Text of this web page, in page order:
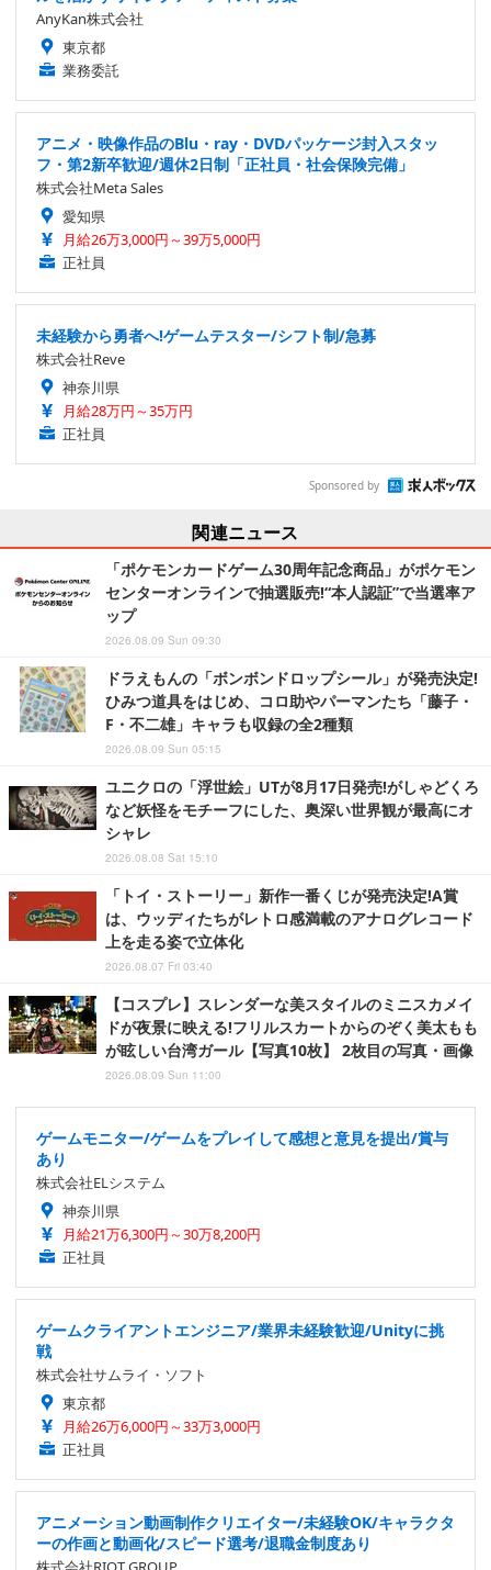
AnyKan株式会社
東京都
業務委託
アニメ・映像作品のBlu・ray・DVDパッケージ封入スタッ
フ・第2新卒歓迎/週休2日制「正社員・社会保険完備」
株式会社Meta Sales
愛知県
月給26万3,000円～39万5,000円
正社員
未経験から勇者へ!ゲームテスター/シフト制/急募
株式会社Reve
神奈川県
月給28万円～35万円
正社員
Sponsored by
関連ニュース
「ポケモンカードゲーム30周年記念商品」がポケモン
センターオンラインで抽選販売!“本人認証”で当選率ア
ップ
2026.08.09 Sun 09:30
ドラえもんの「ボンボンドロップシール」が発売決定!
ひみつ道具をはじめ、コロ助やパーマンたち「藤子・
F・不二雄」キャラも収録の全2種類
2026.08.09 Sun 05:15
ユニクロの「浮世絵」UTが8月17日発売!がしゃどくろ
など妖怪をモチーフにした、奥深い世界観が最高にオ
シャレ
2026.08.08 Sat 15:10
「トイ・ストーリー」新作一番くじが発売決定!A賞
は、ウッディたちがレトロ感満載のアナログレコード
上を走る姿で立体化
2026.08.07 Fri 03:40
【コスプレ】スレンダーな美スタイルのミニスカメイ
ドが夜景に映える!フリルスカートからのぞく美太もも
が眩しい台湾ガール【写真10枚】 2枚目の写真・画像
2026.08.09 Sun 11:00
ゲームモニター/ゲームをプレイして感想と意見を提出/賞与
あり
株式会社ELシステム
神奈川県
月給21万6,300円～30万8,200円
正社員
ゲームクライアントエンジニア/業界未経験歓迎/Unityに挑
戦
株式会社サムライ・ソフト
東京都
月給26万6,000円～33万3,000円
正社員
アニメーション動画制作クリエイター/未経験OK/キャラクタ
ーの作画と動画化/スピード選考/退職金制度あり